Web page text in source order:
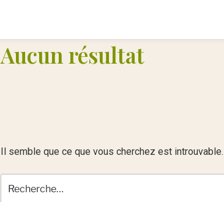
Aucun résultat
Il semble que ce que vous cherchez est
pour